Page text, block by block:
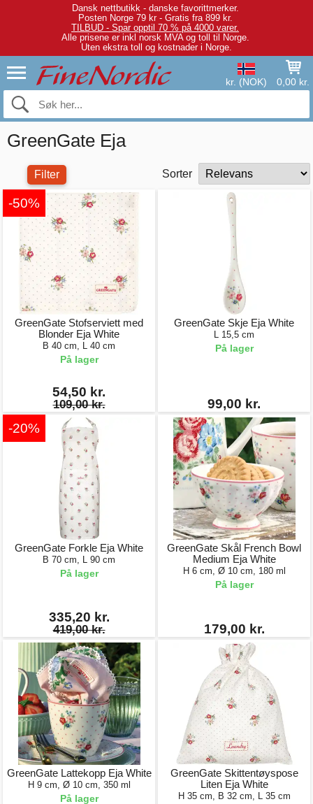
Dansk nettbutikk - danske favorittmerker.
Posten Norge 79 kr - Gratis fra 899 kr.
TILBUD - Spar opptil 70 % på 4000 varer.
Alle prisene er inkl norsk MVA og toll til Norge.
Uten ekstra toll og kostnader i Norge.
kr. (NOK) 0,00 kr.
GreenGate Eja
Filter Sorter
-50%
GreenGate Stofserviett med
Blonder Eja White
B 40 cm, L 40 cm
På lager
54,50 kr.
109,00 kr.
GreenGate Skje Eja White
L 15,5 cm
På lager
99,00 kr.
-20%
GreenGate Forkle Eja White
B 70 cm, L 90 cm
På lager
335,20 kr.
419,00 kr.
GreenGate Skål French Bowl
Medium Eja White
H 6 cm, Ø 10 cm, 180 ml
På lager
179,00 kr.
GreenGate Lattekopp Eja White
H 9 cm, Ø 10 cm, 350 ml
På lager
GreenGate Skittentøyspose
Liten Eja White
H 35 cm, B 32 cm, L 35 cm